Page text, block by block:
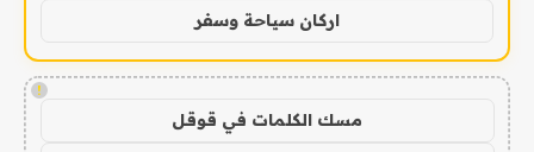
اركان سياحة وسفر
!
مسك الكلمات في قوقل